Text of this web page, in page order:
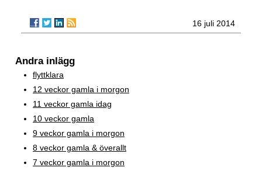
16 juli 2014
Andra inlägg
flyttklara
12 veckor gamla i morgon
11 veckor gamla idag
10 veckor gamla
9 veckor gamla i morgon
8 veckor gamla & överallt
7 veckor gamla i morgon